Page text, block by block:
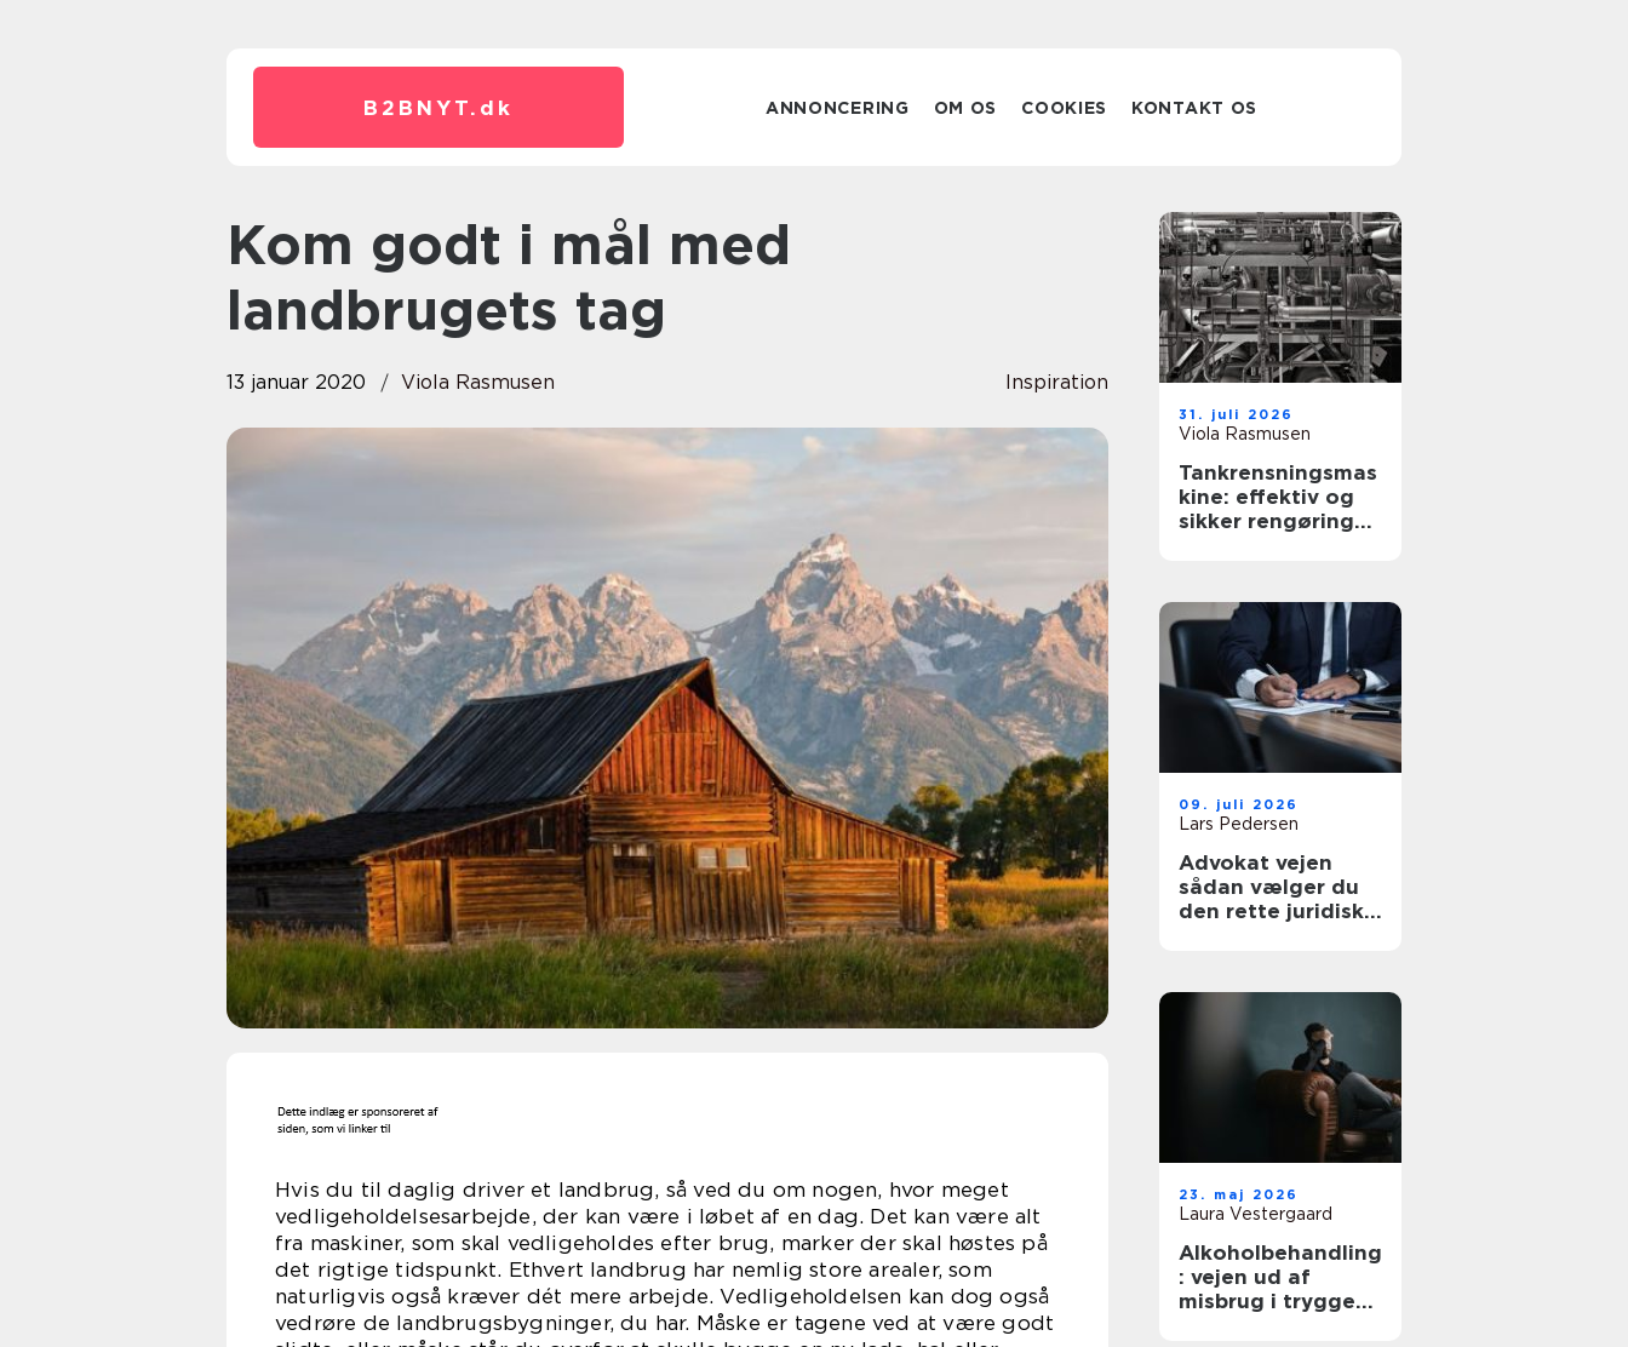
B2BNYT. dk ANNONCERING OM OS COOKIES KONTAKT OS
Kom godt i mål med
landbrugets tag
13 januar 2020 Viola Rasmusen Inspiration
Hvis du til daglig driver et landbrug, så ved du om nogen, hvor meget
vedligeholdelsesarbejde, der kan være i løbet af en dag. Det kan være alt
fra maskiner, som skal vedligeholdes efter brug, marker der skal høstes på
det rigtige tidspunkt. Ethvert landbrug har nemlig store arealer, som
naturligvis også kræver dét mere arbejde. Vedligeholdelsen kan dog også
vedrøre de landbrugsbygninger, du har. Måske er tagene ved at være godt
31. juli 2026
Viola Rasmusen
Tankrensningsmas
kine: effektiv og
sikker rengøring
09. juli 2026
Lars Pedersen
Advokat vejen
sådan vælger du
den rette juridiske
23. maj 2026
Laura Vestergaard
Alkoholbehandling
: vejen ud af
misbrug i trygge